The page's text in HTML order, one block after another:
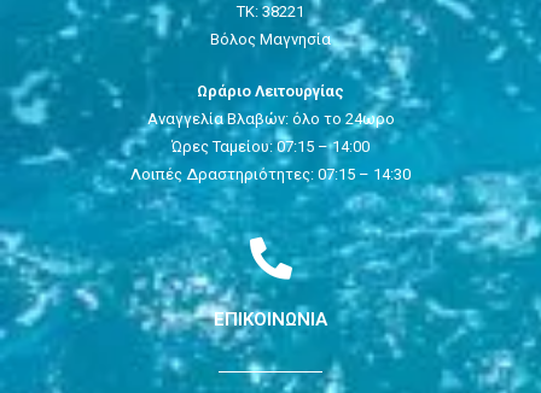
ΤΚ: 38221
Βόλος Μαγνησία
Ωράριο Λειτουργίας
Αναγγελία Βλαβών: όλο το 24ωρο
Ώρες Ταμείου: 07:15 – 14:00
Λοιπές Δραστηριότητες: 07:15 – 14:30
ΕΠΙΚΟΙΝΩΝΙΑ